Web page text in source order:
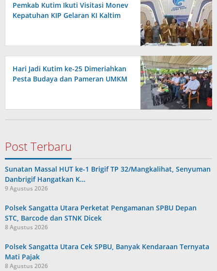
Pemkab Kutim Ikuti Visitasi Monev
Kepatuhan KIP Gelaran KI Kaltim
Hari Jadi Kutim ke-25 Dimeriahkan
Pesta Budaya dan Pameran UMKM
Post Terbaru
Sunatan Massal HUT ke-1 Brigif TP 32/Mangkalihat, Senyuman
Danbrigif Hangatkan K…
9 Agustus 2026
Polsek Sangatta Utara Perketat Pengamanan SPBU Depan
STC, Barcode dan STNK Dicek
8 Agustus 2026
Polsek Sangatta Utara Cek SPBU, Banyak Kendaraan Ternyata
Mati Pajak
8 Agustus 2026